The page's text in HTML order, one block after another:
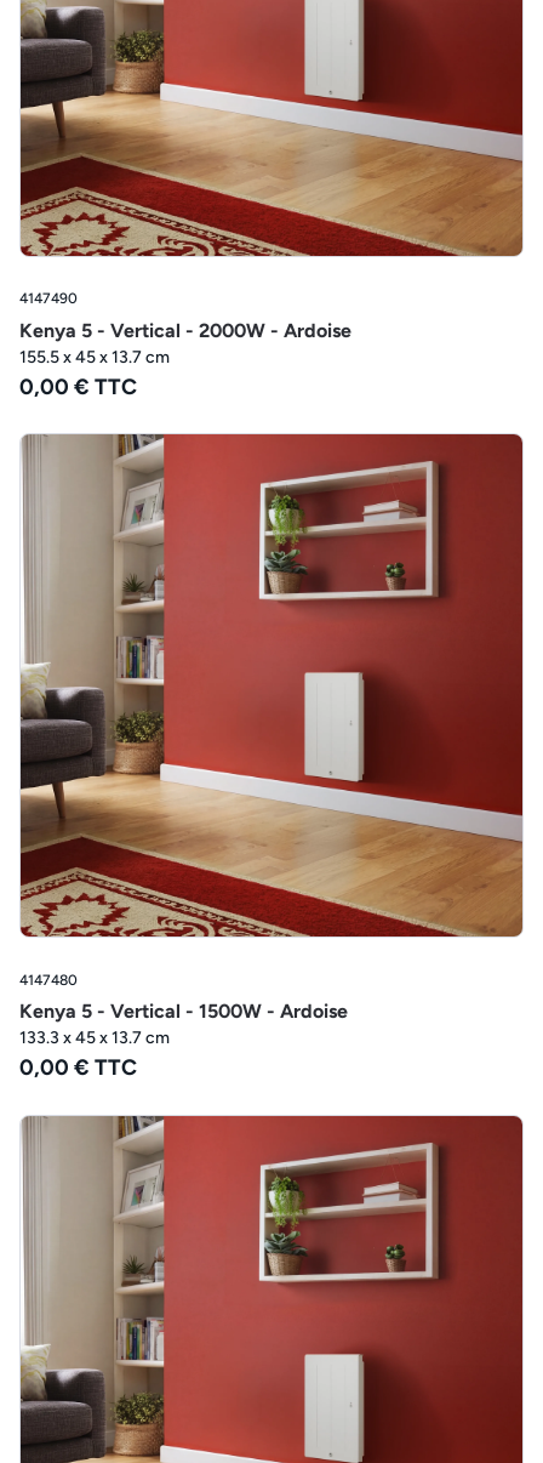
4147490
Kenya 5 - Vertical - 2000W - Ardoise
155.5 x 45 x 13.7 cm
0,00 € TTC
4147480
Kenya 5 - Vertical - 1500W - Ardoise
133.3 x 45 x 13.7 cm
0,00 € TTC